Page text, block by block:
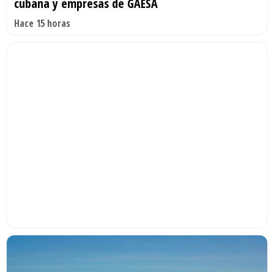
cubana y empresas de GAESA
Hace 15 horas